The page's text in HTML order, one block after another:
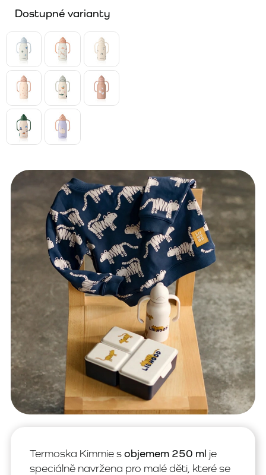
Dostupné varianty
Termoska Kimmie sobjemem 250 ml je
speciálně navržena pro malé děti, které se